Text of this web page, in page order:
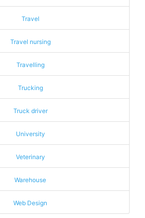
Travel
Travel nursing
Travelling
Trucking
Truck driver
University
Veterinary
Warehouse
Web Design